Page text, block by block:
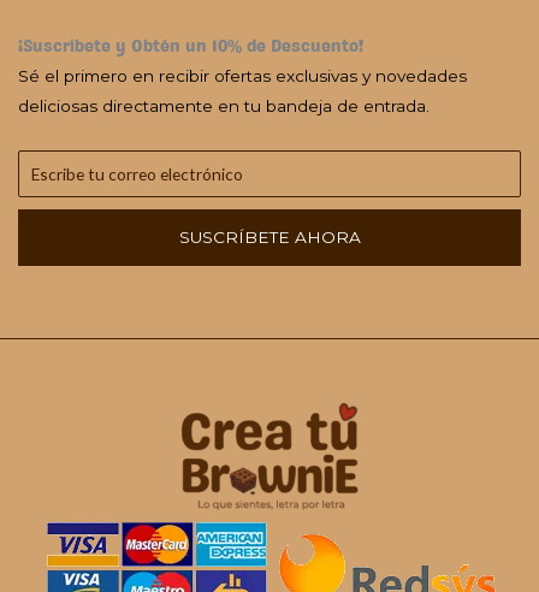
¡Suscríbete y Obtén un 10% de Descuento!
Sé el primero en recibir ofertas exclusivas y novedades
deliciosas directamente en tu bandeja de entrada.
SUSCRÍBETE AHORA